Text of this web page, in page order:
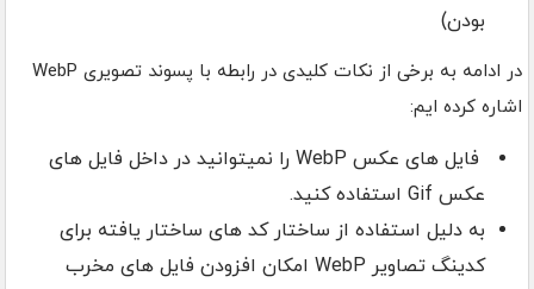
بودن)
در ادامه به برخی از نکات کلیدی در رابطه با پسوند تصویری WebP
اشاره کرده ایم:
فایل های عکس WebP را نمیتوانید در داخل فایل های
عکس Gif استفاده کنید.
به دلیل استفاده از ساختار کد های ساختار یافته برای
کدینگ تصاویر WebP امکان افزودن فایل های مخرب